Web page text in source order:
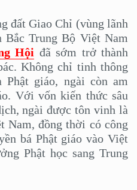
đất Giao Chỉ (vùng lãnh
Trung Bộ Việt Nam
Hội đã sớm trở thành
Không chỉ tinh thông
giáo, ngài còn am
Với vốn kiến thức sâu
ngài được tôn vinh là
Nam, đồng thời có công
bá Phật giáo vào Việt
Phật học sang Trung